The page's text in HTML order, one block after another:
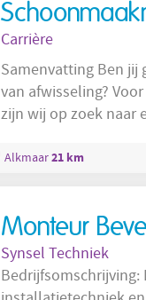
Carrière
Samenvatting Ben jij
van afwisseling?
zijn wij op zoek naar
locaties waar jullie
Alkmaar21 km
Monteur
Synsel Techniek
Bedrijfsomschrijving: Locatie: Heerhugowaard. Deze organisatie opereert binnen de